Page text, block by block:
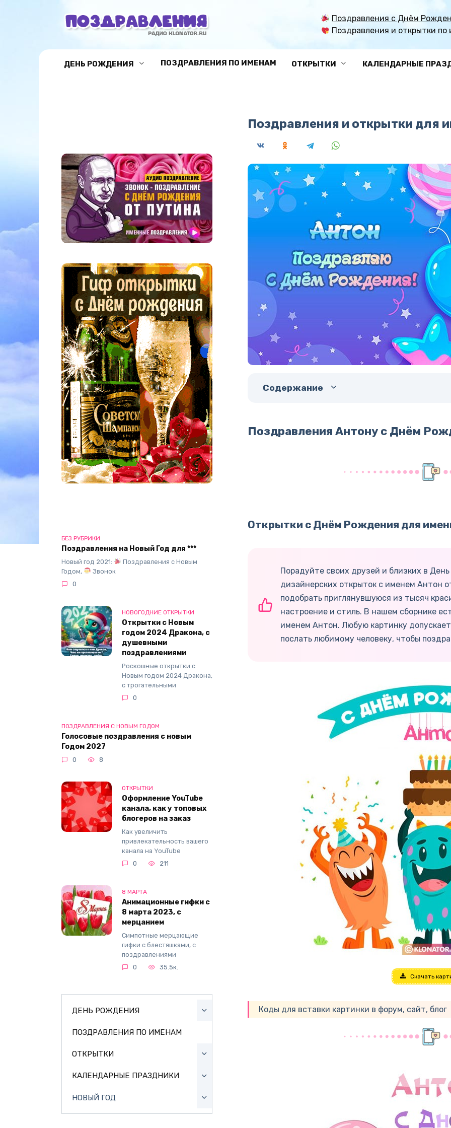
Поздравления с Днём
Поздравления и открытки
ДЕНЬ РОЖДЕНИЯ ПОЗДРАВЛЕНИЯ ПО ИМЕНАМ ОТКРЫТКИ КАЛЕНДАРНЫЕ
Поздравления и открытки для
Содержание
Поздравления Антону с Днём
Открытки с Днём Рождения для
Порадуйте своих друзей и близких в
дизайнерских открыток с именем Антон
подобрать приглянувшуюся из тысяч
настроение и стиль. В нашем сборнике
именем Антон. Любую картинку
послать любимому человеку, чтобы
Скачать
Коды для вставки картинки в форум, сайт, блог
БЕЗ РУБРИКИ
Поздравления на Новый Год для ***
Новый год 2021:
Поздравления с Новым
Годом,
Звонок
0
НОВОГОДНИЕ ОТКРЫТКИ
Открытки с Новым
годом 2024 Дракона, с
душевными
поздравлениями
Роскошные открытки с
Новым годом 2024 Дракона,
с трогательными
0
ПОЗДРАВЛЕНИЯ С НОВЫМ ГОДОМ
Голосовые поздравления с новым
Годом 2027
0 8
ОТКРЫТКИ
Оформление YouTube
канала, как у топовых
блогеров на заказ
Как увеличить
привлекательность вашего
канала на YouTube
0
211
8 МАРТА
Анимационные гифки с
8 марта 2023, с
мерцанием
Симпотные мерцающие
гифки с блестяшками, с
поздравлениями
0
35.5к.
ДЕНЬ РОЖДЕНИЯ
ПОЗДРАВЛЕНИЯ ПО ИМЕНАМ
ОТКРЫТКИ
КАЛЕНДАРНЫЕ ПРАЗДНИКИ
НОВЫЙ ГОД